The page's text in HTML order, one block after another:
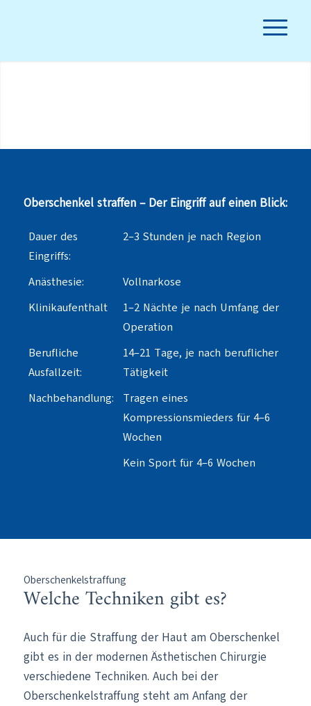
Oberschenkel straffen – Der Eingriff auf einen Blick:
Dauer des
Eingriffs:
2–3 Stunden je nach Region
Anästhesie:
Vollnarkose
Klinikaufenthalt
1–2 Nächte je nach Umfang der
Operation
Berufliche
Ausfallzeit:
14–21 Tage, je nach beruflicher
Tätigkeit
Nachbehandlung:
Tragen eines
Kompressionsmieders für 4–6
Wochen
Kein Sport für 4–6 Wochen
Oberschenkelstraffung
Welche Techniken gibt es?
Auch für die Straffung der Haut am Oberschenkel
gibt es in der modernen Ästhetischen Chirurgie
verschiedene Techniken. Auch bei der
Oberschenkelstraffung steht am Anfang der